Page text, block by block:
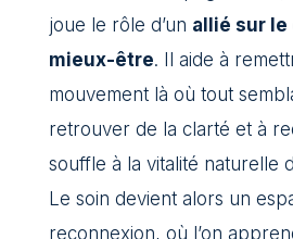
joue le rôle d’un allié sur le
mieux-être. Il aide à
mouvement là où tout
retrouver de la clarté et à
souffle à la vitalité naturelle
Le soin devient alors un
reconnexion, où l’on